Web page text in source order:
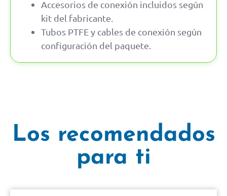
Accesorios de conexión incluidos según
kit del fabricante.
Tubos PTFE y cables de conexión según
configuración del paquete.
Los recomendados
para ti